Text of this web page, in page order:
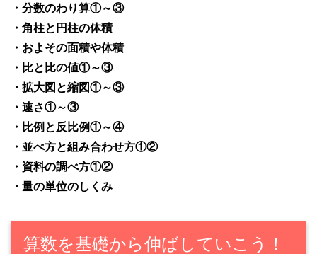
・分数のわり算①～③
・角柱と円柱の体積
・およその面積や体積
・比と比の値①～③
・拡大図と縮図①～③
・速さ①～③
・比例と反比例①～④
・並べ方と組み合わせ方①②
・資料の調べ方①②
・量の単位のしくみ
算数を基礎から伸ばしていこう！